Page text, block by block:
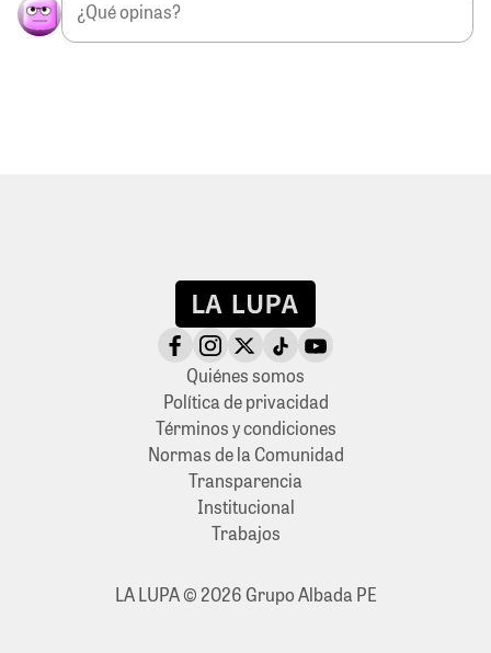
Quiénes somos
Política de privacidad
Términos y condiciones
Normas de la Comunidad
Transparencia
Institucional
Trabajos
LA LUPA © 2026 Grupo Albada PE